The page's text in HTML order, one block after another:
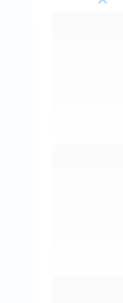
назад